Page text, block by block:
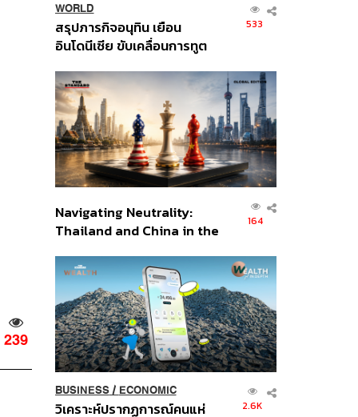
239
WORLD
สรุปภารกิจอนุทิน เยือน
อินโดนีเซีย ขับเคลื่อนการทูต
ส่วนยุทธศาสตร์ไทย –
อินโดนีเซีย
533
Navigating Neutrality:
Thailand and China in the
Order
164
BUSINESS/ ECONOMIC
วิเคราะห์ปรากฏการณ์คนแห่ 2.6K